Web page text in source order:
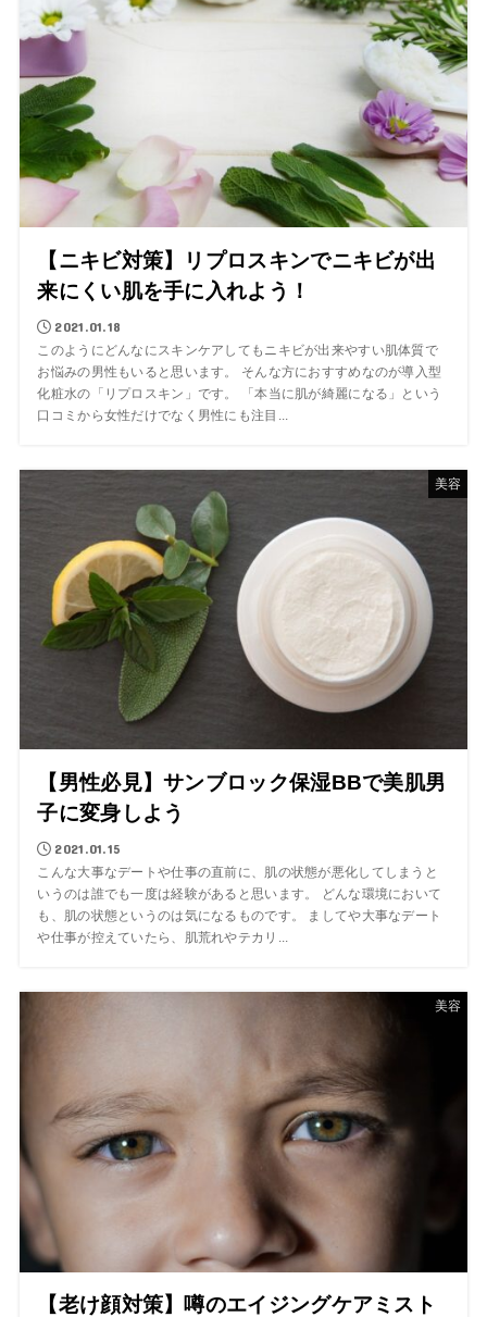
【ニキビ対策】リプロスキンでニキビが出
来にくい肌を手に入れよう！
2021.01.18
このようにどんなにスキンケアしてもニキビが出来やすい肌体質で
お悩みの男性もいると思います。 そんな方におすすめなのが導入型
化粧水の「リプロスキン」です。 「本当に肌が綺麗になる」という
口コミから女性だけでなく男性にも注目...
美容
【男性必見】サンブロック保湿BBで美肌男
子に変身しよう
2021.01.15
こんな大事なデートや仕事の直前に、肌の状態が悪化してしまうと
いうのは誰でも一度は経験があると思います。 どんな環境において
も、肌の状態というのは気になるものです。 ましてや大事なデート
や仕事が控えていたら、肌荒れやテカリ...
美容
【老け顔対策】噂のエイジングケアミスト